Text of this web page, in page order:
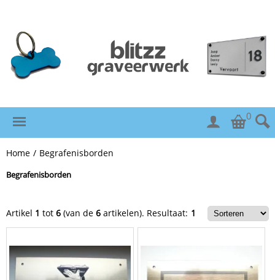
0
Home / Begrafenisborden
Begrafenisborden
Artikel 1 tot 6 (van de 6 artikelen). Resultaat: 1